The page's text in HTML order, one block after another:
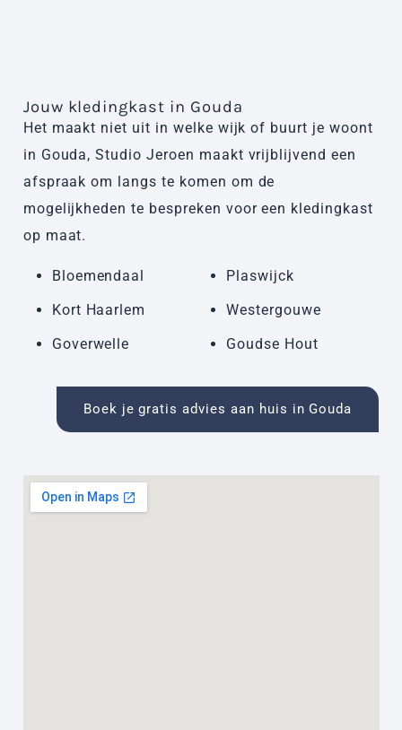
Jouw kledingkast in Gouda
Het maakt niet uit in welke wijk of buurt je woont
in Gouda, Studio Jeroen maakt vrijblijvend een
afspraak om langs te komen om de
mogelijkheden te bespreken voor een kledingkast
op maat.
Bloemendaal
Plaswijck
Kort Haarlem
Westergouwe
Goverwelle
Goudse Hout
Boek je gratis advies aan huis in Gouda